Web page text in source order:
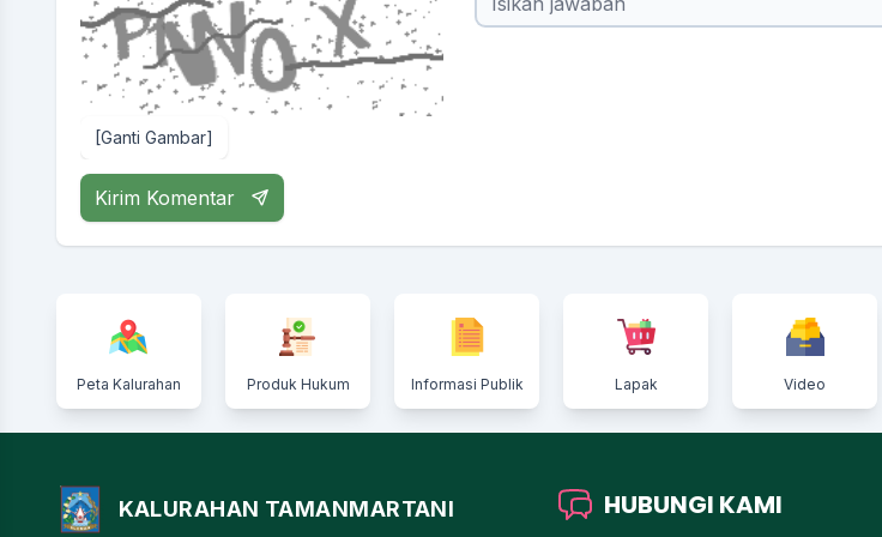
[Ganti Gambar]
Kirim Komentar
Peta Kalurahan Produk Hukum Informasi Publik Lapak Video
KALURAHAN TAMANMARTANI HUBUNGI KAMI